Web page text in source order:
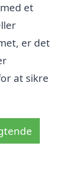
et
er det
at sikre